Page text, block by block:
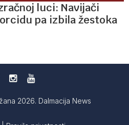
luci: Navijači
pa izbila žestoka
2026. Dalmacija News